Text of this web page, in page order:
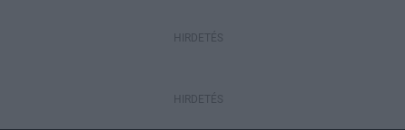
HIRDETÉS
HIRDETÉS